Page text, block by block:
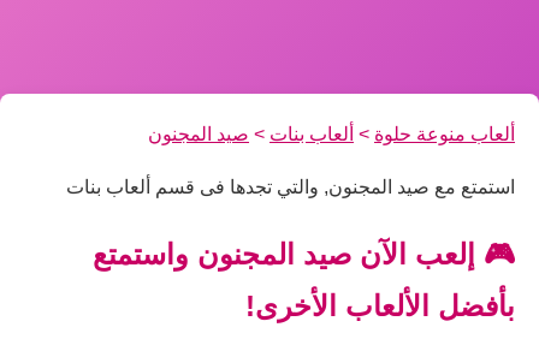
ألعاب منوعة حلوة > ألعاب بنات > صيد المجنون
استمتع مع صيد المجنون, والتي تجدها فى قسم ألعاب بنات
🎮 إلعب الآن صيد المجنون واستمتع
بأفضل الألعاب الأخرى!